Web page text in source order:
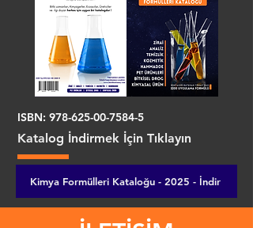
ISBN: 978-625-00-7584-5
Katalog İndirmek İçin Tıklayın
Kimya Formülleri Kataloğu - 2025 - İndir